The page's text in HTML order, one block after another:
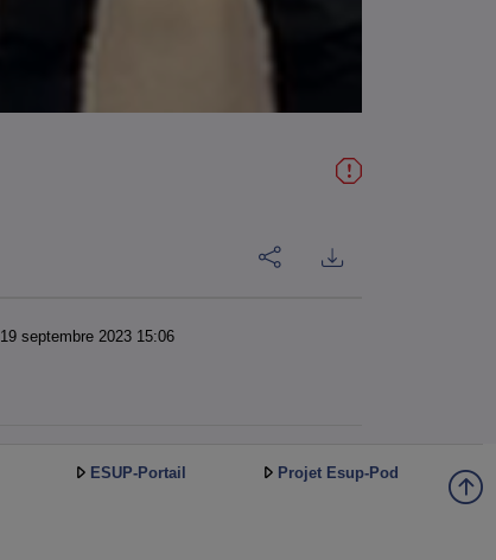
19 septembre 2023 15:06
ESUP-Portail Projet Esup-Pod